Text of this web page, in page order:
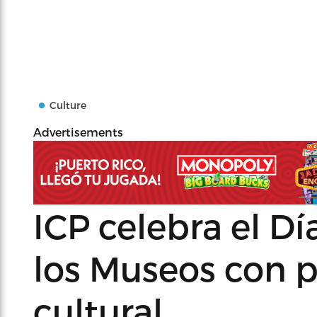
Culture
Advertisements
ICP celebra el
los Museos con